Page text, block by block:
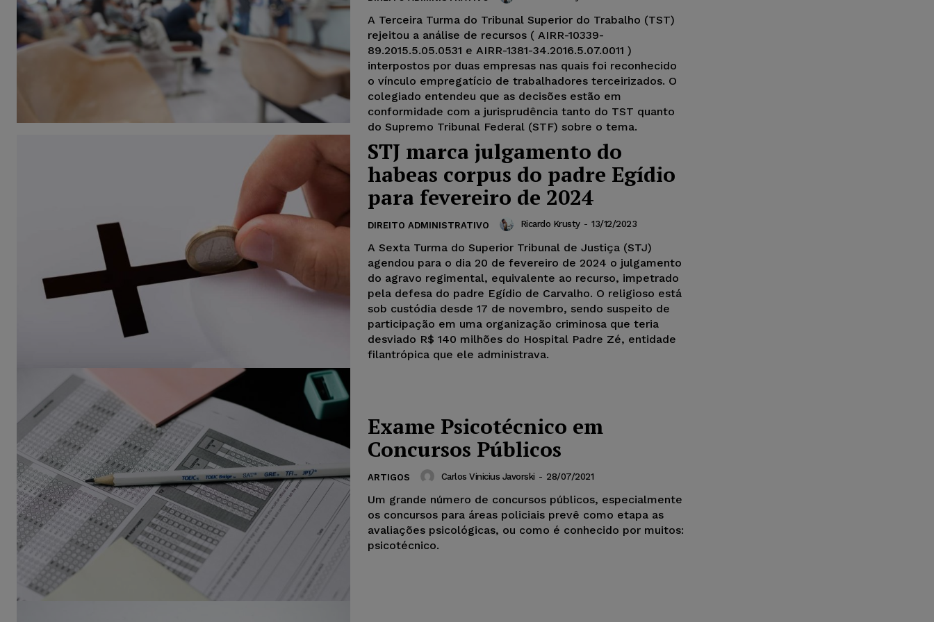
A Terceira Turma do Tribunal Superior do Trabalho (TST)
rejeitou a análise de recursos ( AIRR-10339-
89.2015.5.05.0531 e AIRR-1381-34.2016.5.07.0011 )
interpostos por duas empresas nas quais foi reconhecido
o vínculo empregatício de trabalhadores terceirizados. O
colegiado entendeu que as decisões estão em
conformidade com a jurisprudência tanto do TST quanto
do Supremo Tribunal Federal (STF) sobre o tema.
STJ marca julgamento do
habeas corpus do padre Egídio
para fevereiro de 2024
DIREITO ADMINISTRATIVO Ricardo Krusty - 13/12/2023
A Sexta Turma do Superior Tribunal de Justiça (STJ)
agendou para o dia 20 de fevereiro de 2024 o julgamento
do agravo regimental, equivalente ao recurso, impetrado
pela defesa do padre Egídio de Carvalho. O religioso está
sob custódia desde 17 de novembro, sendo suspeito de
participação em uma organização criminosa que teria
desviado R$ 140 milhões do Hospital Padre Zé, entidade
filantrópica que ele administrava.
Exame Psicotécnico em
Concursos Públicos
ARTIGOS Carlos Vinicius Javorski - 28/07/2021
Um grande número de concursos públicos, especialmente
os concursos para áreas policiais prevê como etapa as
avaliações psicológicas, ou como é conhecido por muitos:
psicotécnico.